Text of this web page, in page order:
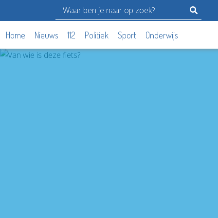
Home Nieuws 112 Politiek Sport Onderwijs